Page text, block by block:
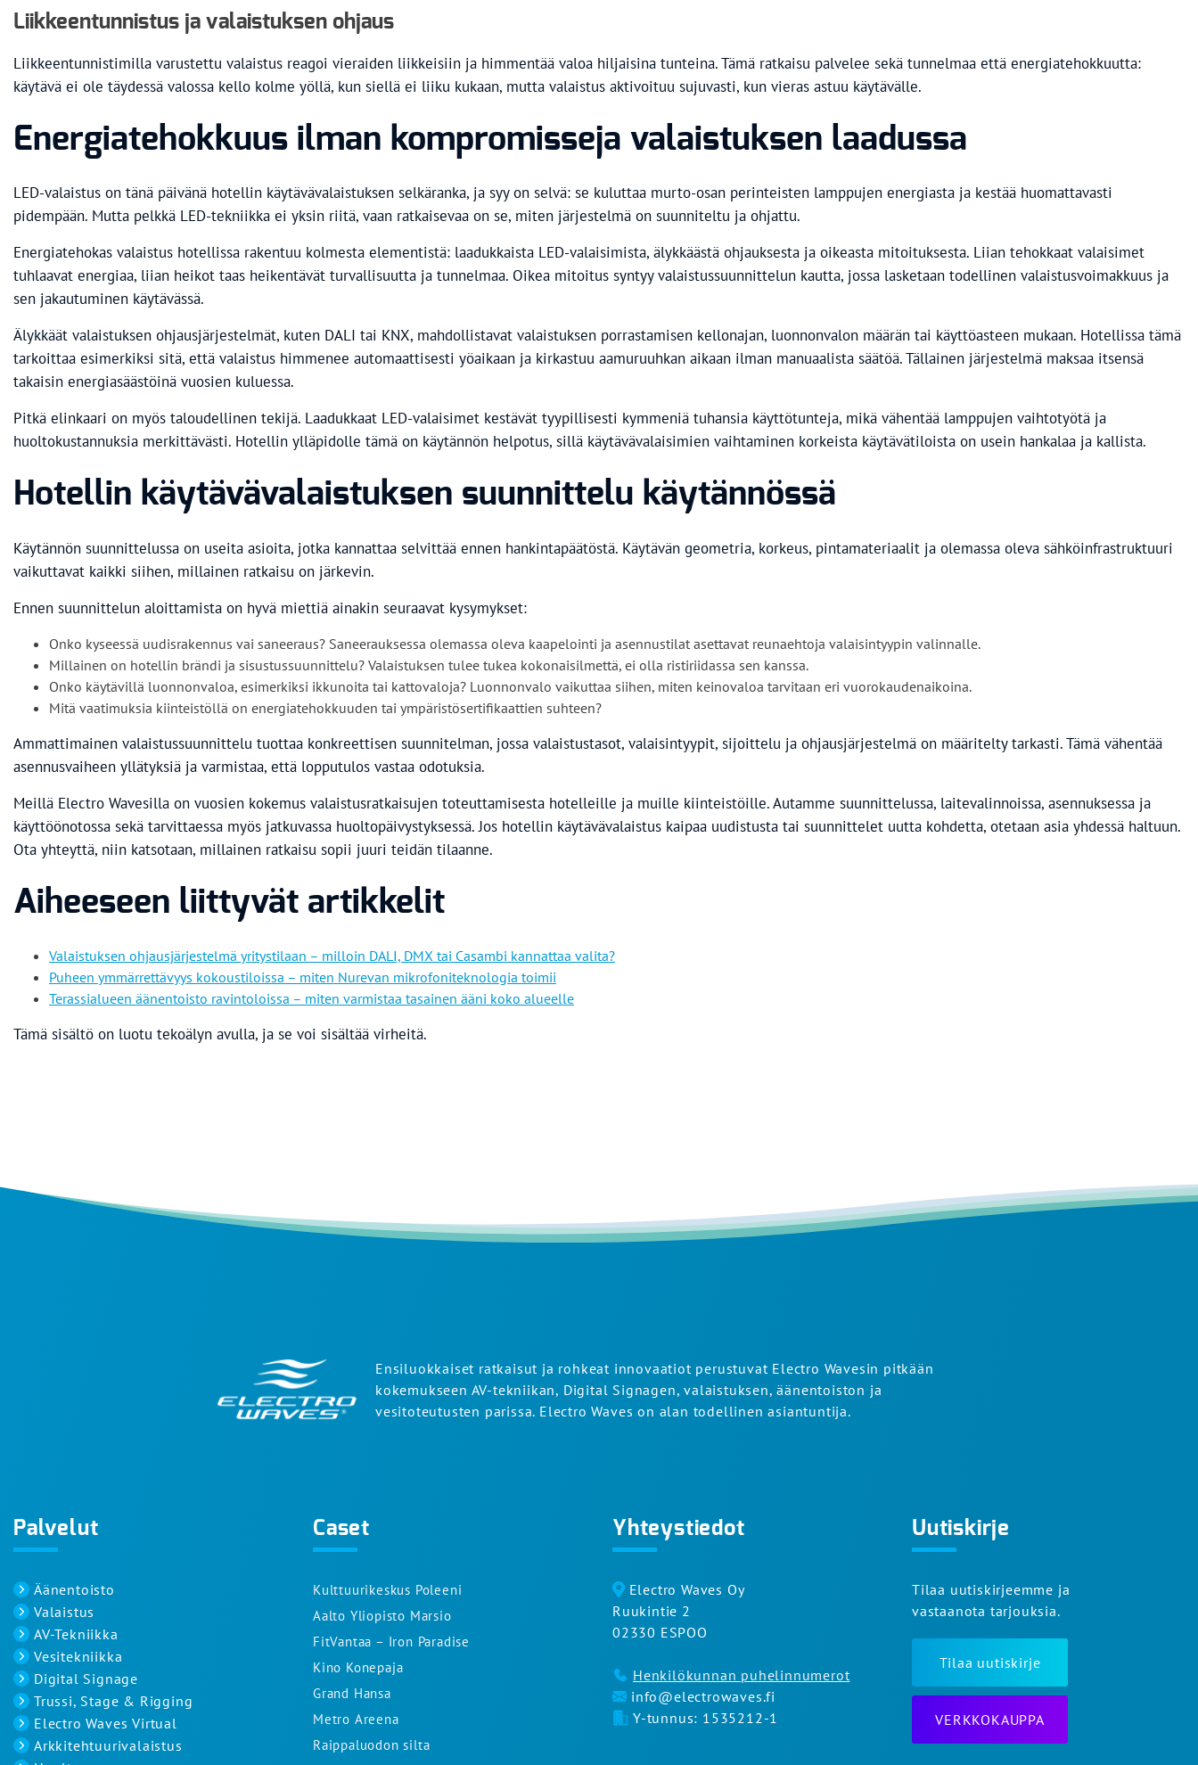
Liikkeentunnistus ja valaistuksen ohjaus
Liikkeentunnistimilla varustettu valaistus reagoi vieraiden liikkeisiin ja himmentää valoa hiljaisina tunteina. Tämä ratkaisu palvelee sekä tunnelmaa että energiatehokkuutta:
käytävä ei ole täydessä valossa kello kolme yöllä, kun siellä ei liiku kukaan, mutta valaistus aktivoituu sujuvasti, kun vieras astuu käytävälle.
Energiatehokkuus ilman kompromisseja valaistuksen laadussa
LED-valaistus on tänä päivänä hotellin käytävävalaistuksen selkäranka, ja syy on selvä: se kuluttaa murto-osan perinteisten lamppujen energiasta ja kestää huomattavasti
pidempään. Mutta pelkkä LED-tekniikka ei yksin riitä, vaan ratkaisevaa on se, miten järjestelmä on suunniteltu ja ohjattu.
Energiatehokas valaistus hotellissa rakentuu kolmesta elementistä: laadukkaista LED-valaisimista, älykkäästä ohjauksesta ja oikeasta mitoituksesta. Liian tehokkaat valaisimet
tuhlaavat energiaa, liian heikot taas heikentävät turvallisuutta ja tunnelmaa. Oikea mitoitus syntyy valaistussuunnittelun kautta, jossa lasketaan todellinen valaistusvoimakkuus ja
sen jakautuminen käytävässä.
Älykkäät valaistuksen ohjausjärjestelmät, kuten DALI tai KNX, mahdollistavat valaistuksen porrastamisen kellonajan, luonnonvalon määrän tai käyttöasteen mukaan. Hotellissa tämä
tarkoittaa esimerkiksi sitä, että valaistus himmenee automaattisesti yöaikaan ja kirkastuu aamuruuhkan aikaan ilman manuaalista säätöä. Tällainen järjestelmä maksaa itsensä
takaisin energiasäästöinä vuosien kuluessa.
Pitkä elinkaari on myös taloudellinen tekijä. Laadukkaat LED-valaisimet kestävät tyypillisesti kymmeniä tuhansia käyttötunteja, mikä vähentää lamppujen vaihtotyötä ja
huoltokustannuksia merkittävästi. Hotellin ylläpidolle tämä on käytännön helpotus, sillä käytävävalaisimien vaihtaminen korkeista käytävätiloista on usein hankalaa ja kallista.
Hotellin käytävävalaistuksen suunnittelu käytännössä
Käytännön suunnittelussa on useita asioita, jotka kannattaa selvittää ennen hankintapäätöstä. Käytävän geometria, korkeus, pintamateriaalit ja olemassa oleva sähköinfrastruktuuri
vaikuttavat kaikki siihen, millainen ratkaisu on järkevin.
Ennen suunnittelun aloittamista on hyvä miettiä ainakin seuraavat kysymykset:
Onko kyseessä uudisrakennus vai saneeraus? Saneerauksessa olemassa oleva kaapelointi ja asennustilat asettavat reunaehtoja valaisintyypin valinnalle.
Millainen on hotellin brändi ja sisustussuunnittelu? Valaistuksen tulee tukea kokonaisilmettä, ei olla ristiriidassa sen kanssa.
Onko käytävillä luonnonvaloa, esimerkiksi ikkunoita tai kattovaloja? Luonnonvalo vaikuttaa siihen, miten keinovaloa tarvitaan eri vuorokaudenaikoina.
Mitä vaatimuksia kiinteistöllä on energiatehokkuuden tai ympäristösertifikaattien suhteen?
Ammattimainen valaistussuunnittelu tuottaa konkreettisen suunnitelman, jossa valaistustasot, valaisintyypit, sijoittelu ja ohjausjärjestelmä on määritelty tarkasti. Tämä vähentää
asennusvaiheen yllätyksiä ja varmistaa, että lopputulos vastaa odotuksia.
Meillä Electro Wavesilla on vuosien kokemus valaistusratkaisujen toteuttamisesta hotelleille ja muille kiinteistöille. Autamme suunnittelussa, laitevalinnoissa, asennuksessa ja
käyttöönotossa sekä tarvittaessa myös jatkuvassa huoltopäivystyksessä. Jos hotellin käytävävalaistus kaipaa uudistusta tai suunnittelet uutta kohdetta, otetaan asia yhdessä haltuun.
Ota yhteyttä, niin katsotaan, millainen ratkaisu sopii juuri teidän tilaanne.
Aiheeseen liittyvät artikkelit
Valaistuksen ohjausjärjestelmä yritystilaan – milloin DALI, DMX tai Casambi kannattaa valita?
Puheen ymmärrettävyys kokoustiloissa – miten Nurevan mikrofoniteknologia toimii
Terassialueen äänentoisto ravintoloissa – miten varmistaa tasainen ääni koko alueelle
Tämä sisältö on luotu tekoälyn avulla, ja se voi sisältää virheitä.
Ensiluokkaiset ratkaisut ja rohkeat innovaatiot perustuvat Electro Wavesin pitkään
kokemukseen AV-tekniikan, Digital Signagen, valaistuksen, äänentoiston ja
vesitoteutusten parissa. Electro Waves on alan todellinen asiantuntija.
Palvelut
Äänentoisto
Valaistus
AV-Tekniikka
Vesitekniikka
Digital Signage
Trussi, Stage & Rigging
Electro Waves Virtual
Arkkitehtuurivalaistus
Caset
Kulttuurikeskus Poleeni
Aalto Yliopisto Marsio
FitVantaa – Iron Paradise
Kino Konepaja
Grand Hansa
Metro Areena
Raippaluodon silta
Yhteystiedot
Electro Waves Oy
Ruukintie 2
02330 ESPOO
Henkilökunnan puhelinnumerot
info@electrowaves.fi
Y-tunnus: 1535212-1
Uutiskirje
Tilaa uutiskirjeemme ja
vastaanota tarjouksia.
Tilaa uutiskirje
VERKKOKAUPPA